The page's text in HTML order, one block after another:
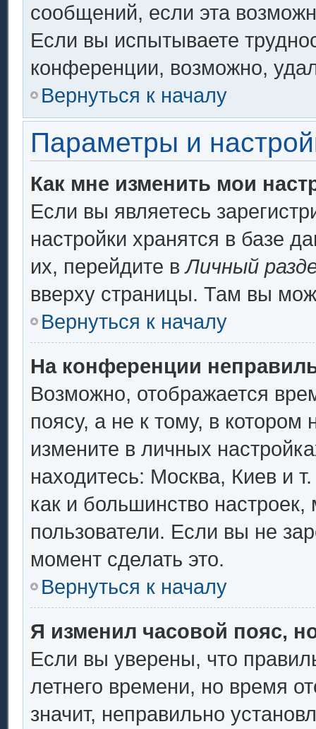
сообщений, если эта
Если вы испытываете
конференции, возможно,
Вернуться к началу
Параметры и
Как мне изменить мои
Если вы являетесь
настройки хранятся в базе
их, перейдите вЛичный
вверху страницы. Там вы
Вернуться к началу
На конференции
Возможно, отображается
поясу, а не к тому, в
измените в личных
находитесь: Москва, Киев и
как и большинство настроек,
пользователи. Если вы не
момент сделать это.
Вернуться к началу
Я изменил часовой пояс,
Если вы уверены, что
летнего времени, но время
значит, неправильно